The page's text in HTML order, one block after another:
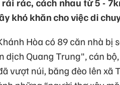
khó khăn cho việc di
Hòa có 89 căn nhà bị
dịch Quang Trung", cán
vượt núi, băng đèo lên xã